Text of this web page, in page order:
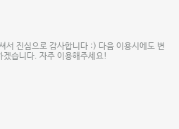
서 진심으로 감사합니다 :) 다음 이용시에도 변
겠습니다. 자주 이용해주세요!